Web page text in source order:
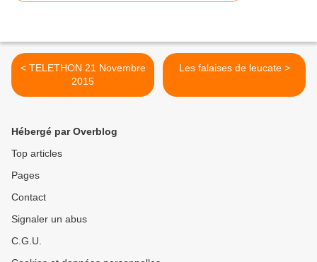
< TELETHON 21 Novembre
2015
Les falaises de leucate >
Hébergé par Overblog
Top articles
Pages
Contact
Signaler un abus
C.G.U.